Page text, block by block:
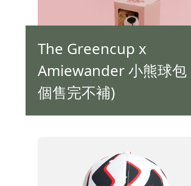
The Greencup x
Amiewander 小熊球包
個售完不補)